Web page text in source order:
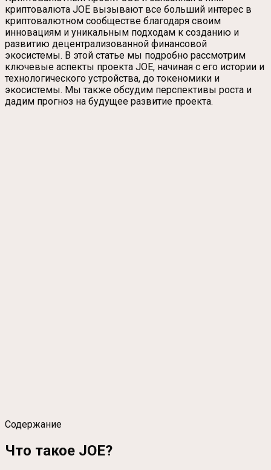
криптовалюта JOE вызывают все больший интерес в
криптовалютном сообществе благодаря своим
инновациям и уникальным подходам к созданию и
развитию децентрализованной финансовой
экосистемы. В этой статье мы подробно рассмотрим
ключевые аспекты проекта JOE, начиная с его истории и
технологического устройства, до токеномики и
экосистемы. Мы также обсудим перспективы роста и
дадим прогноз на будущее развитие проекта.
Содержание
Что такое JOE?